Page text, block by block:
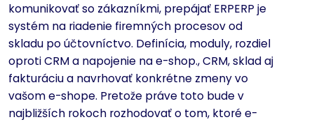
komunikovať so zákazníkmi, prepájať ERPERP je
systém na riadenie firemných procesov od
skladu po účtovníctvo. Definícia, moduly, rozdiel
oproti CRM a napojenie na e-shop., CRM, sklad aj
fakturáciu a navrhovať konkrétne zmeny vo
vašom e-shope. Pretože práve toto bude v
najbližších rokoch rozhodovať o tom, ktoré e-